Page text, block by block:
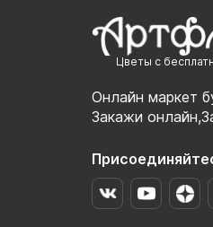
Цветы с
Онлайн маркет
Закажи